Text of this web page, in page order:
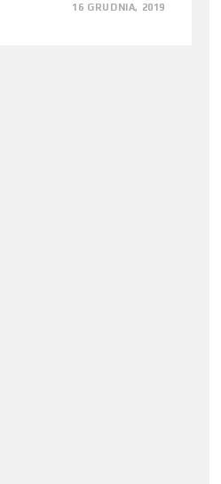
16 GRUDNIA, 2019